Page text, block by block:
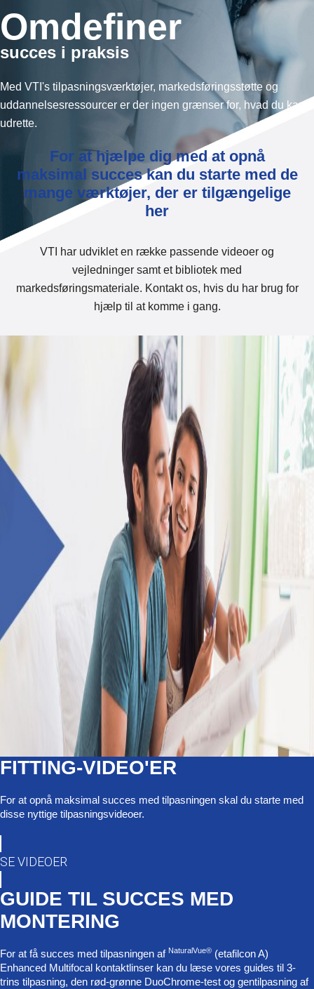
Omdefiner
succes i praksis
Med VTI's tilpasningsværktøjer, markedsføringsstøtte og
uddannelsesressourcer er der ingen grænser for, hvad du kan
udrette.
For at hjælpe dig med at opnå
maksimal succes kan du starte med de
mange værktøjer, der er tilgængelige
her
VTI har udviklet en række passende videoer og
vejledninger samt et bibliotek med
markedsføringsmateriale. Kontakt os, hvis du har brug for
hjælp til at komme i gang.
FITTING-VIDEO'ER
For at opnå maksimal succes med tilpasningen skal du starte med
disse nyttige tilpasningsvideoer.
SE VIDEOER
GUIDE TIL SUCCES MED
MONTERING
For at få succes med tilpasningen af NaturalVue® (etafilcon A)
Enhanced Multifocal kontaktlinser kan du læse vores guides til 3-
trins tilpasning, den rød-grønne DuoChrome-test og gentilpasning af